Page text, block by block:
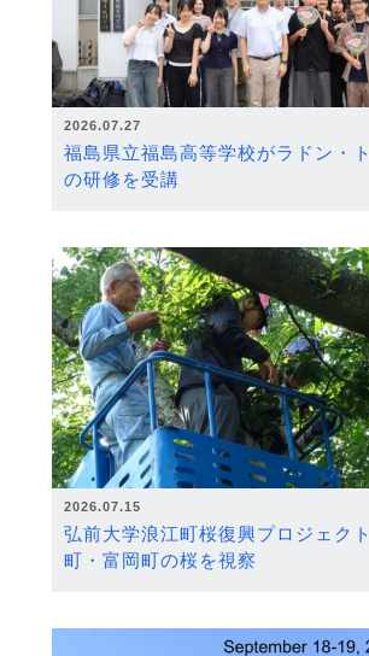
2026.07.27
福島県立福島高等学校がラドン・
の研修を受講
2026.07.15
弘前大学浪江町桜復興プロジェク
町・富岡町の桜を視察